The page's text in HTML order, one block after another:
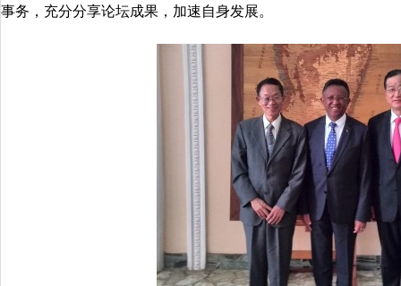
事务，充分分享论坛成果，加速自身发展。